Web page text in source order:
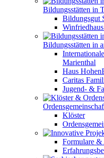
Bildungsstätten in
Bildungsgut
Bildungsstätten in
Marienthal
Haus
Caritas
Jugend- &
Klöster
Formulare &